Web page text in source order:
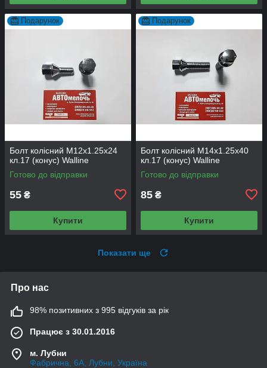
Подарунок
Болт колісний М12х1.25х24
кл.17 (конус) Walline
Готово до відправки
55 ₴
Купити
Подарунок
Болт колісний М14х1.25х40
кл.17 (конус) Walline
Готово до відправки
85 ₴
Купити
Показати ще
Про нас
98% позитивних з 995 відгуків за рік
Працює з 30.01.2016
м. Лубни
Фабрична, 6А, Лубни, Україна